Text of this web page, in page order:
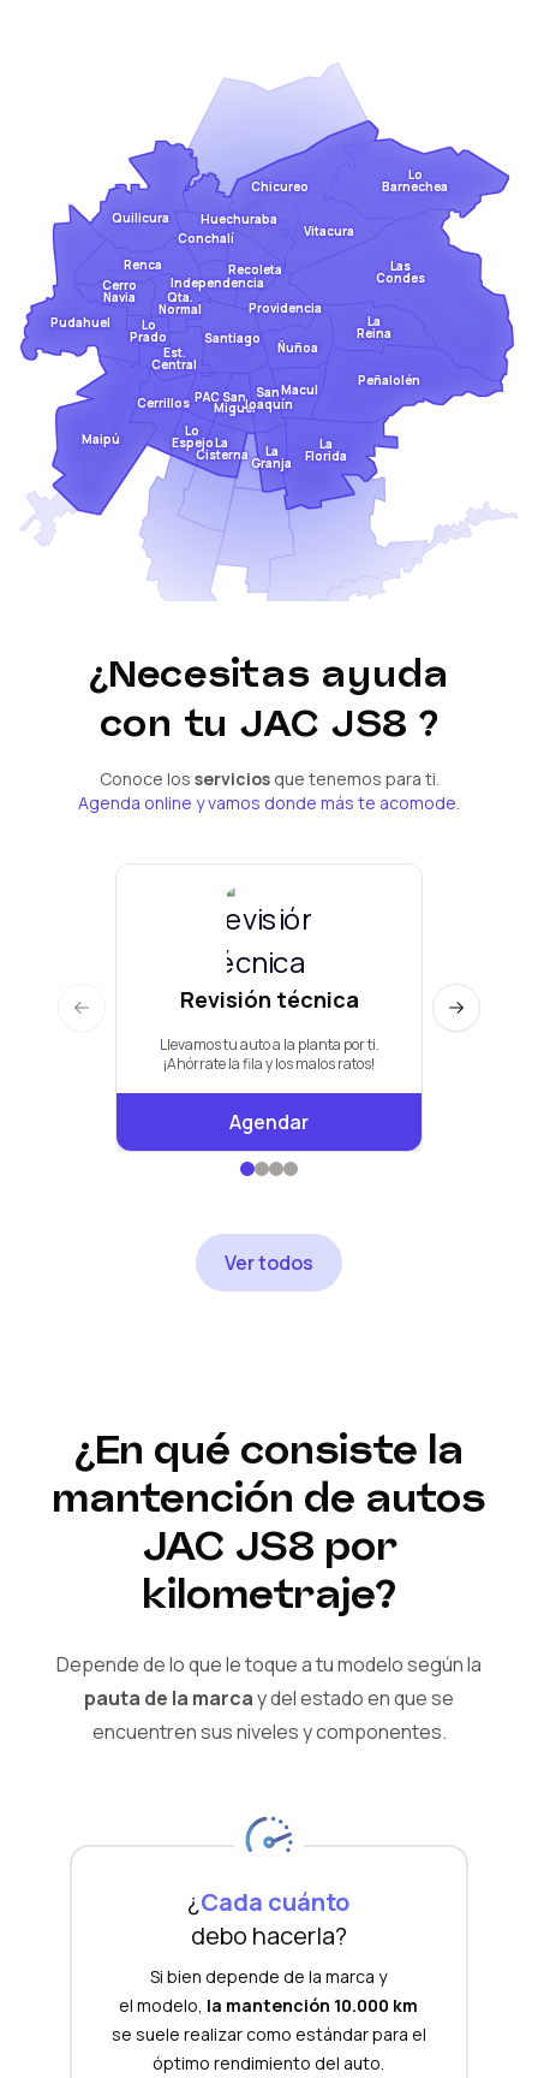
Chicureo
Maipú
Cerrillos
Est.
Central
Pudahuel Lo
Prado
Cerro
Navia
Santiago
Renca
Qta.
Normal
Recoleta
Independencia
Quilicura
Conchalí
La
Cisterna
Lo
Espejo
PACSan
Miguel
La
Granja
San
Joaquín
Providencia
Ñuñoa
La
Reina
Macul
La
Florida
Peñalolén
Las
Condes
Vitacura
Lo
Barnechea
Huechuraba
¿Necesitas ayuda
con tu JAC JS8 ?
Conoce los servicios que tenemos para ti.
Agenda online y vamos donde más te acomode.
Revisión técnica
Llevamos tu auto a la planta por ti.
¡Ahórrate la fila y los malos ratos!
Agendar
Previous slide Next slide
Ver todos
¿En qué consiste la
mantención de autos
JAC JS8 por
kilometraje?
Depende de lo que le toque a tu modelo según la
pauta de la marcay delestado en que se
encuentren sus niveles y componentes.
¿Cada cuánto
debo hacerla?
Si bien depende de la marca y
el modelo, la mantención 10.000 km
se suele realizar como estándar para el
óptimo rendimiento del auto.